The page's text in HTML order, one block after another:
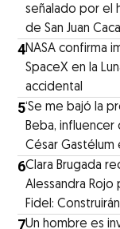
señalado por el
de San Juan
4NASA confirma
SpaceX en la
accidental
5‘Se me bajó la
Beba,
César Gastélum
6Clara Brugada
Alessandra Rojo
Fidel:
7Un hombre es